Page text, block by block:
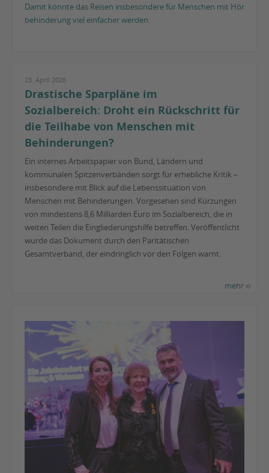
Damit könnte das Reisen insbesondere für Menschen mit Hör
behinderung viel einfacher werden.
23. April 2026
Drastische Sparpläne im
Sozialbereich: Droht ein Rückschritt für
die Teilhabe von Menschen mit
Behinderungen?
Ein internes Arbeitspapier von Bund, Ländern und
kommunalen Spitzenverbänden sorgt für erhebliche Kritik –
insbesondere mit Blick auf die Lebenssituation von
Menschen mit Behinderungen. Vorgesehen sind Kürzungen
von mindestens 8,6 Milliarden Euro im Sozialbereich, die in
weiten Teilen die Eingliederungshilfe betreffen. Veröffentlicht
wurde das Dokument durch den Paritätischen
Gesamtverband, der eindringlich vor den Folgen warnt.
mehr